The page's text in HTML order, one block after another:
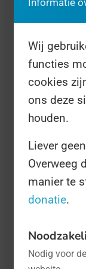
eigen
Dat is heel
Daarmee
eigen
internet zo
regelmatig
Informatie
Wij
functies
cookies
ons deze
houden.
Liever
Overweeg
manier te
donatie.
Nodig voor